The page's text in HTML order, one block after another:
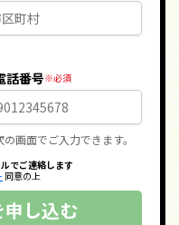
話番号
画面でご入力できます。
でご連絡します
同意の上
し込む